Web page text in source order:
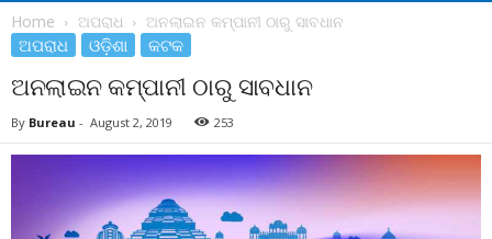
Home ଅପରାଧ ଅନଲାଇନ କମ୍ପାନୀ ଠାରୁ ସାବଧାନ
ଅପରାଧ ଓଡ଼ିଶା କଟକ
ଅନଲାଇନ କମ୍ପାନୀ ଠାରୁ ସାବଧାନ
By Bureau - August 2, 2019 253